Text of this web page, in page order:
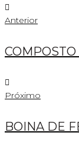
de
Post
Anterior
Anterior
Próximo
Próximo
BOINA DE